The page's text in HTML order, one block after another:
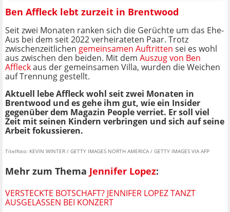
Ben Affleck lebt zurzeit in Brentwood
Seit zwei Monaten ranken sich die Gerüchte um das Ehe-
Aus bei dem seit 2022 verheirateten Paar. Trotz
zwischenzeitlichen gemeinsamen Auftritten sei es wohl
aus zwischen den beiden. Mit dem Auszug von Ben
Affleckaus der gemeinsamen Villa, wurden die Weichen
auf Trennung gestellt.
Aktuell lebe Affleck wohl seit zwei Monaten in
Brentwood und es gehe ihm gut, wie ein Insider
gegenüber dem Magazin People verriet. Er soll viel
Zeit mit seinen Kindern verbringen und sich auf seine
Arbeit fokussieren.
Titelfoto: KEVIN WINTER / GETTY IMAGES NORTH AMERICA / GETTY IMAGES VIA AFP
Mehr zum Thema Jennifer Lopez:
VERSTECKTE BOTSCHAFT? JENNIFER LOPEZ TANZT
AUSGELASSEN BEI KONZERT